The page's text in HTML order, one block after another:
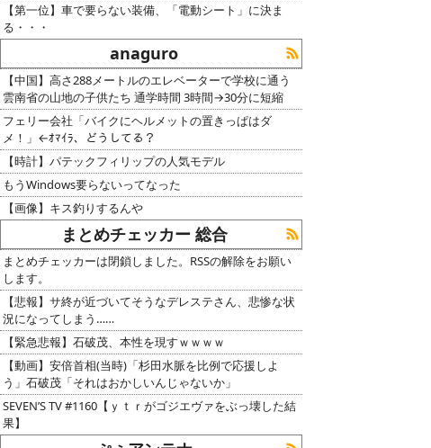
【第一位】車で要らない装備、「電動シート」に決ま
る・・・
anaguro
【中国】高さ288メートルのエレベーターで学校に通う
雲南省の山地の子供たち 通学時間 3時間→30分に短縮
フェリー会社「バイクにヘルメットの置きっぱはダ
メ！」←ｵﾏｲﾗ、どうしてる？
【時計】パテックフィリップの人気モデル
もうWindows要らないってなった
【画像】キス釣りするんや
まとめチェッカー 総合
まとめチェッカーは閉鎖しました。RSSの解除をお願い
します。
【悲報】サ終が近づいてそうなデレステさん、悲惨な状
況になってしまう……
【緊急悲報】石破茂、本性を現すｗｗｗｗ
【動画】安倍首相(当時)「杉田水脈を比例で応援しよ
う」石破茂「それはおかしいんじゃないか」
SEVEN’S TV #1160【ｙｔｒがゴジエヴァをぶっ壊した結
果】